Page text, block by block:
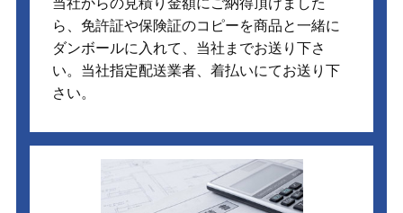
当社からの見積り金額にご納得頂けました
ら、免許証や保険証のコピーを商品と一緒に
ダンボールに入れて、当社までお送り下さ
い。当社指定配送業者、着払いにてお送り下
さい。